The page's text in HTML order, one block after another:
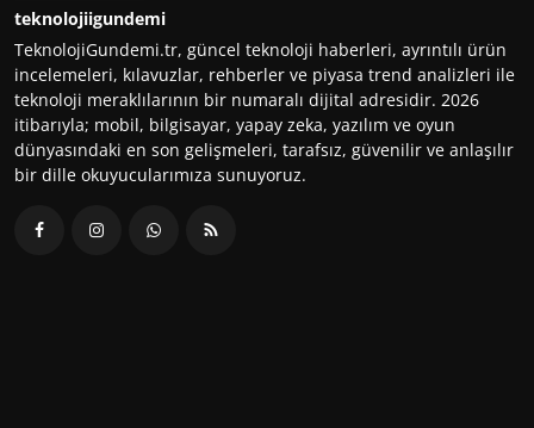
teknolojiigundemi
TeknolojiGundemi.tr, güncel teknoloji haberleri, ayrıntılı ürün
incelemeleri, kılavuzlar, rehberler ve piyasa trend analizleri ile
teknoloji meraklılarının bir numaralı dijital adresidir. 2026
itibarıyla; mobil, bilgisayar, yapay zeka, yazılım ve oyun
dünyasındaki en son gelişmeleri, tarafsız, güvenilir ve anlaşılır
bir dille okuyucularımıza sunuyoruz.